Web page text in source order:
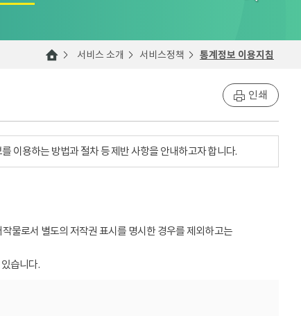
서비스 소개 서비스정책 통계정보 이용지침
인쇄
이용하는 방법과 절차 등 제반 사항을 안내하고자 합니다.
물로서 별도의 저작권 표시를 명시한 경우를 제외하고는
습니다.